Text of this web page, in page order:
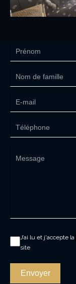
J’ai lu et j'accepte la
site
Envoyer